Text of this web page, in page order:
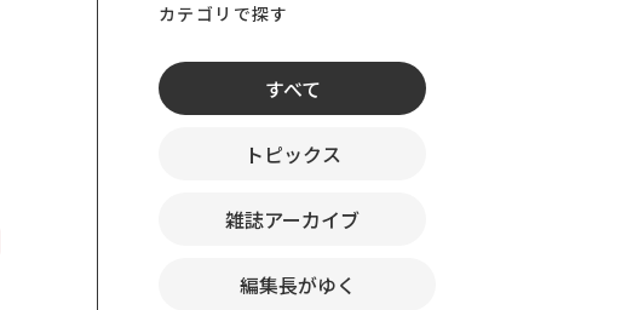
カテゴリで探す
すべて
トピックス
雑誌アーカイブ
編集長がゆく